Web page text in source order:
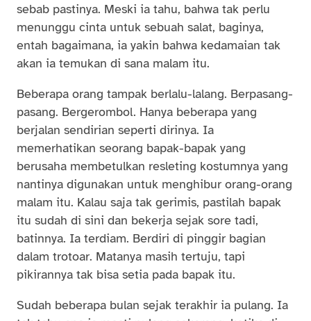
sebab pastinya. Meski ia tahu, bahwa tak perlu
menunggu cinta untuk sebuah salat, baginya,
entah bagaimana, ia yakin bahwa kedamaian tak
akan ia temukan di sana malam itu.
Beberapa orang tampak berlalu-lalang. Berpasang-
pasang. Bergerombol. Hanya beberapa yang
berjalan sendirian seperti dirinya. Ia
memerhatikan seorang bapak-bapak yang
berusaha membetulkan resleting kostumnya yang
nantinya digunakan untuk menghibur orang-orang
malam itu. Kalau saja tak gerimis, pastilah bapak
itu sudah di sini dan bekerja sejak sore tadi,
batinnya. Ia terdiam. Berdiri di pinggir bagian
dalam trotoar. Matanya masih tertuju, tapi
pikirannya tak bisa setia pada bapak itu.
Sudah beberapa bulan sejak terakhir ia pulang. Ia